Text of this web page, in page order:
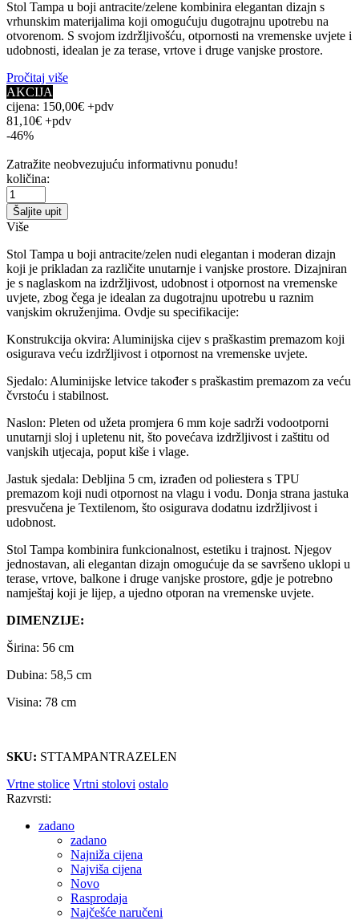
Stol Tampa u boji antracite/zelene kombinira elegantan dizajn s
vrhunskim materijalima koji omogućuju dugotrajnu upotrebu na
otvorenom. S svojom izdržljivošću, otpornosti na vremenske uvjete i
udobnosti, idealan je za terase, vrtove i druge vanjske prostore.
Pročitaj više
AKCIJA
cijena: 150,00€ +pdv
81,10€ +pdv
-46%
Zatražite neobvezujuću informativnu ponudu!
količina:
Šaljite upit
Više
Stol Tampa u boji antracite/zelen nudi elegantan i moderan dizajn
koji je prikladan za različite unutarnje i vanjske prostore. Dizajniran
je s naglaskom na izdržljivost, udobnost i otpornost na vremenske
uvjete, zbog čega je idealan za dugotrajnu upotrebu u raznim
vanjskim okruženjima. Ovdje su specifikacije:
Konstrukcija okvira: Aluminijska cijev s praškastim premazom koji
osigurava veću izdržljivost i otpornost na vremenske uvjete.
Sjedalo: Aluminijske letvice također s praškastim premazom za veću
čvrstoću i stabilnost.
Naslon: Pleten od užeta promjera 6 mm koje sadrži vodootporni
unutarnji sloj i upletenu nit, što povećava izdržljivost i zaštitu od
vanjskih utjecaja, poput kiše i vlage.
Jastuk sjedala: Debljina 5 cm, izrađen od poliestera s TPU
premazom koji nudi otpornost na vlagu i vodu. Donja strana jastuka
presvučena je Textilenom, što osigurava dodatnu izdržljivost i
udobnost.
Stol Tampa kombinira funkcionalnost, estetiku i trajnost. Njegov
jednostavan, ali elegantan dizajn omogućuje da se savršeno uklopi u
terase, vrtove, balkone i druge vanjske prostore, gdje je potrebno
namještaj koji je lijep, a ujedno otporan na vremenske uvjete.
DIMENZIJE:
Širina: 56 cm
Dubina: 58,5 cm
Visina: 78 cm
SKU: STTAMPANTRAZELEN
Vrtne stolice Vrtni stolovi ostalo
Razvrsti:
zadano
zadano
Najniža cijena
Najviša cijena
Novo
Rasprodaja
Najčešće naručeni